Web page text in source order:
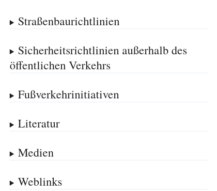
Straßenbaurichtlinien
Sicherheitsrichtlinien außerhalb des
öffentlichen Verkehrs
Fußverkehrinitiativen
Literatur
Medien
Weblinks